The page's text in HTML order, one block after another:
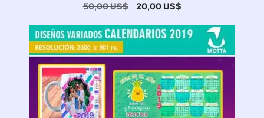
50,00US$
El
original
50,00 US$.
20,00 US$El
actual
20,00 US$.